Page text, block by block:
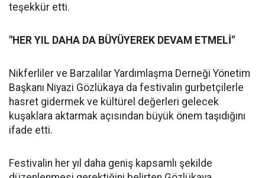
teşekkür etti.
"HER YIL DAHA DA BÜYÜYEREK DEVAM ETMELİ"
Nikferliler ve Barzalılar Yardımlaşma Derneği Yönetim
Başkanı Niyazi Gözlükaya da festivalin gurbetçilerle
hasret gidermek ve kültürel değerleri gelecek
kuşaklara aktarmak açısından büyük önem taşıdığını
ifade etti.
Festivalin her yıl daha geniş kapsamlı şekilde